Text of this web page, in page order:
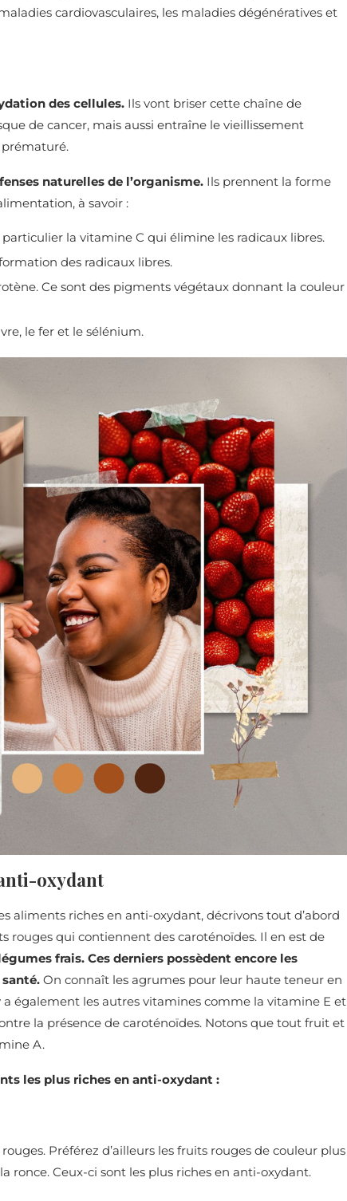
cardiovasculaires, les maladies dégénératives et
des cellules. Ils vont briser cette chaîne de
de cancer, mais aussi entraîne le vieillissement
naturelles de l’organisme. Ils prennent la forme
à savoir :
particulier la vitamine C qui élimine les radicaux libres.
des radicaux libres.
Ce sont des pigments végétaux donnant la couleur
le fer et le sélénium.
oxydant
aliments riches en anti-oxydant, décrivons tout d’abord
qui contiennent des caroténoïdes. Il en est de
frais. Ces derniers possèdent encore les
On connaît les agrumes pour leur haute teneur en
a également les autres vitamines comme la vitamine E et
la présence de caroténoïdes. Notons que tout fruit et
A.
les plus riches en anti-oxydant :
Préférez d’ailleurs les fruits rouges de couleur plus
ronce. Ceux-ci sont les plus riches en anti-oxydant.